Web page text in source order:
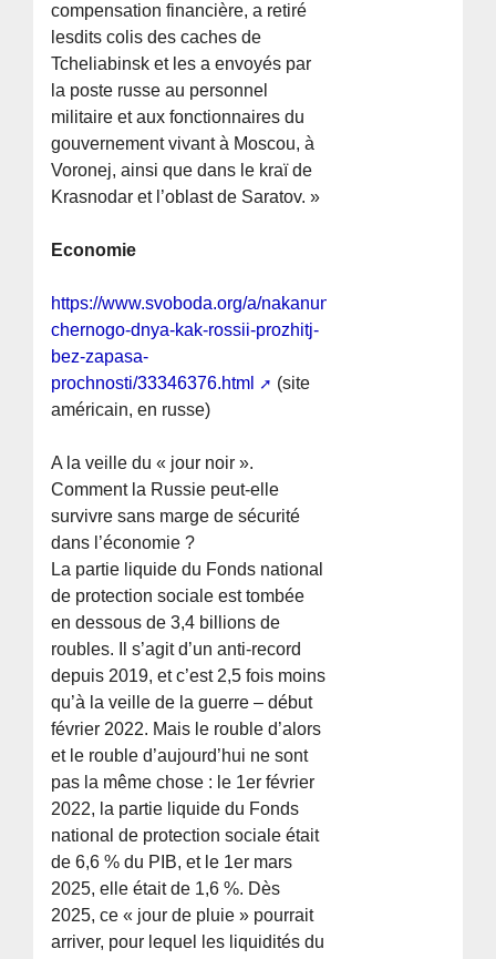
compensation financière, a retiré
lesdits colis des caches de
Tcheliabinsk et les a envoyés par
la poste russe au personnel
militaire et aux fonctionnaires du
gouvernement vivant à Moscou, à
Voronej, ainsi que dans le kraï de
Krasnodar et l’oblast de Saratov. »
Economie
https://www.svoboda.org/a/nakanune-
chernogo-dnya-kak-rossii-prozhitj-
bez-zapasa-
prochnosti/33346376.html
(site
américain, en russe)
A la veille du « jour noir ».
Comment la Russie peut-elle
survivre sans marge de sécurité
dans l’économie ?
La partie liquide du Fonds national
de protection sociale est tombée
en dessous de 3,4 billions de
roubles. Il s’agit d’un anti-record
depuis 2019, et c’est 2,5 fois moins
qu’à la veille de la guerre – début
février 2022. Mais le rouble d’alors
et le rouble d’aujourd’hui ne sont
pas la même chose : le 1er février
2022, la partie liquide du Fonds
national de protection sociale était
de 6,6 % du PIB, et le 1er mars
2025, elle était de 1,6 %. Dès
2025, ce « jour de pluie » pourrait
arriver, pour lequel les liquidités du